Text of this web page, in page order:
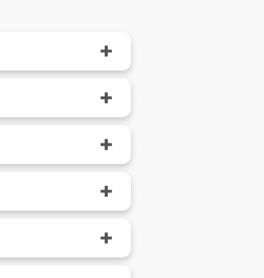
+
+
+
+
+